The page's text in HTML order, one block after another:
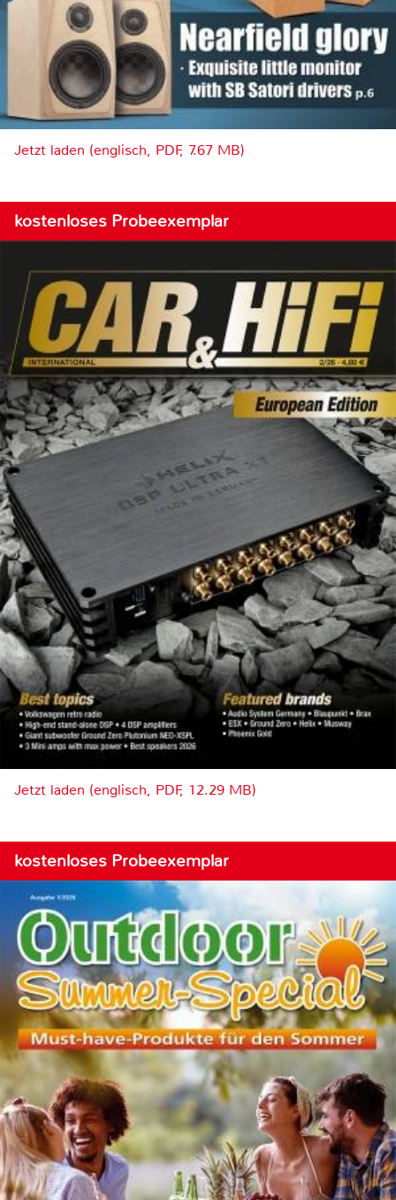
Jetzt laden (englisch, PDF, 7.67 MB)
kostenloses Probeexemplar
Jetzt laden (englisch, PDF, 12.29 MB)
kostenloses Probeexemplar